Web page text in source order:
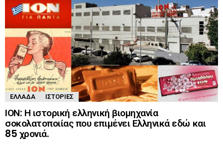
ΕΛΛΆΔΑ ΙΣΤΟΡΊΕΣ
ΙΟΝ: Η ιστορική ελληνική βιομηχανία
σοκολατοποιίας που επιμένει Ελληνικά εδώ και
85 χρονιά.